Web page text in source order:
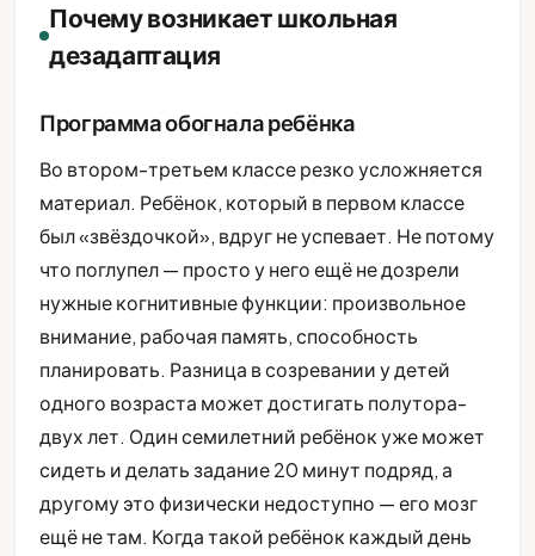
Почему возникает школьная
дезадаптация
Программа обогнала ребёнка
Во втором-третьем классе резко усложняется
материал. Ребёнок, который в первом классе
был «звёздочкой», вдруг не успевает. Не потому
что поглупел — просто у него ещё не дозрели
нужные когнитивные функции: произвольное
внимание, рабочая память, способность
планировать. Разница в созревании у детей
одного возраста может достигать полутора-
двух лет. Один семилетний ребёнок уже может
сидеть и делать задание 20 минут подряд, а
другому это физически недоступно — его мозг
ещё не там. Когда такой ребёнок каждый день